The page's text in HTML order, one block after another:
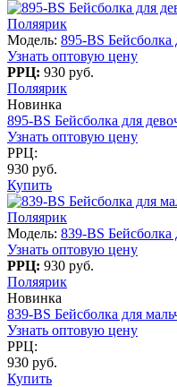
Поляярик
Модель: 895-BS Бейсболка
Узнать оптовую цену
РРЦ: 930 руб.
Поляярик
Новинка
895-BS Бейсболка для
Узнать оптовую цену
РРЦ:
930 руб.
Купить
Поляярик
Модель: 839-BS Бейсболка
Узнать оптовую цену
РРЦ: 930 руб.
Поляярик
Новинка
839-BS Бейсболка для
Узнать оптовую цену
РРЦ:
930 руб.
Купить